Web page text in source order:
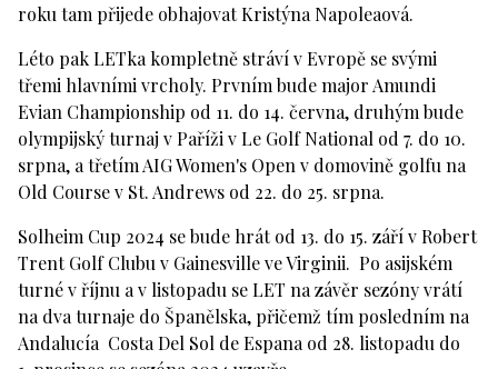
roku tam přijede obhajovat Kristýna Napoleaová.
Léto pak LETka kompletně stráví v Evropě se svými
třemi hlavními vrcholy. Prvním bude major Amundi
Evian Championship od 11. do 14. června, druhým bude
olympijský turnaj v Paříži v Le Golf National od 7. do 10.
srpna, a třetím AIG Women's Open v domovině golfu na
Old Course v St. Andrews od 22. do 25. srpna.
Solheim Cup 2024 se bude hrát od 13. do 15. září v Robert
Trent Golf Clubu v Gainesville ve Virginii. Po asijském
turné v říjnu a v listopadu se LET na závěr sezóny vrátí
na dva turnaje do Španělska, přičemž tím posledním na
Andalucía Costa Del Sol de Espana od 28. listopadu do